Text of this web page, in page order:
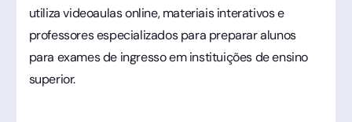
utiliza videoaulas online, materiais interativos e
professores especializados para preparar alunos
para exames de ingresso em instituições de ensino
superior.